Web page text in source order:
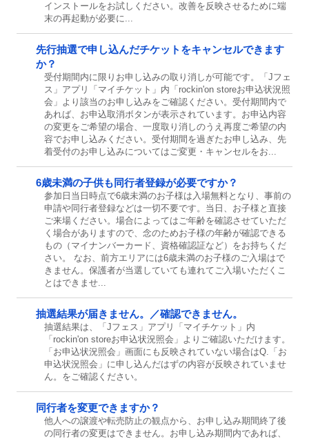
インストールをお試しください。改善を反映させるために端
末の再起動が必要に...
先行抽選で申し込んだチケットをキャンセルできます
か？
受付期間内に限りお申し込みの取り消しが可能です。「Jフェ
ス」アプリ「マイチケット」内「rockin'on storeお申込状況照
会」より該当のお申し込みをご確認ください。受付期間内で
あれば、お申込取消ボタンが表示されています。お申込内容
の変更をご希望の場合、一度取り消しのうえ再度ご希望の内
容でお申し込みください。受付期間を過ぎたお申し込み、先
着受付のお申し込みについてはご変更・キャンセルをお...
6歳未満の子供も同行者登録が必要ですか？
参加日当日時点で6歳未満のお子様は入場無料となり、事前の
申請や同行者登録などは一切不要です。当日、お子様と直接
ご来場ください。場合によってはご年齢を確認させていただ
く場合がありますので、念のためお子様の年齢が確認できる
もの（マイナンバーカード、資格確認証など）をお持ちくだ
さい。 なお、前方エリアには6歳未満のお子様のご入場はで
きません。保護者が当選していても連れてご入場いただくこ
とはできませ...
抽選結果が届きません。／確認できません。
抽選結果は、「Jフェス」アプリ「マイチケット」内
「rockin'on storeお申込状況照会」よりご確認いただけます。
「お申込状況照会」画面にも反映されていない場合はQ.「お
申込状況照会」に申し込んだはずの内容が反映されていませ
ん。をご確認ください。
同行者を変更できますか？
他人への譲渡や転売防止の観点から、お申し込み期間終了後
の同行者の変更はできません。お申し込み期間内であれば、